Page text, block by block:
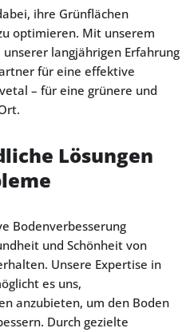
ihre Grünflächen
optimieren. Mit unserem
langjährigen Erfahrung
für eine effektive
– für eine grünere und
Lösungen
Bodenverbesserung
und Schönheit von
Unsere Expertise in
es uns,
anzubieten, um den Boden
Durch gezielte